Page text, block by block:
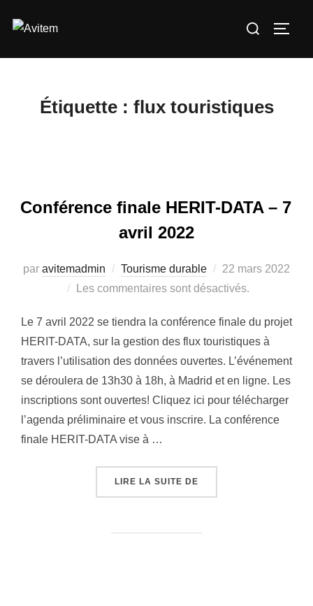
Rechercher :
Étiquette : flux touristiques
Conférence finale HERIT-DATA – 7
avril 2022
par avitemadmin Tourisme durable
Publié
le
22 mars 2022
Les commentaires sont désactivés.
Le 7 avril 2022 se tiendra la conférence finale du projet
HERIT-DATA, sur la gestion des flux touristiques à
travers l’utilisation des données ouvertes. L’événement
se déroulera de 13h30 à 18h, à Madrid et en ligne. Les
inscriptions sont ouvertes! Cliquez ici pour télécharger
l’agenda préliminaire et vous inscrire. La conférence
finale HERIT-DATA vise à …
LIRE LA SUITE DE